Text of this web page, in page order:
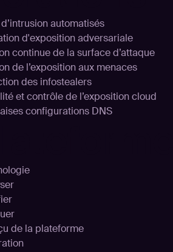
automatisés
d'exposition adversariale
continue de la surface d’attaque
de l’exposition aux menaces
des infostealers
et contrôle de l’exposition cloud
configurations DNS
de la plateforme